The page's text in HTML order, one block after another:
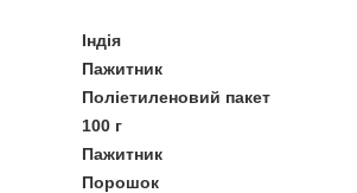
Індія
Пажитник
Поліетиленовий пакет
100 г
Пажитник
Порошок